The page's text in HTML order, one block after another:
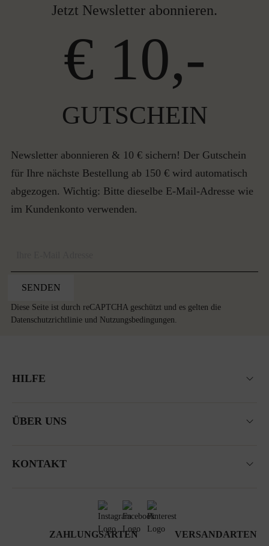
Jetzt Newsletter abonnieren.
€ 10,-
GUTSCHEIN
Newsletter abonnieren & 10 € sichern! Der Gutschein
für Ihre nächste Bestellung ab 150 € wird automatisch
abgezogen. Wichtig: Bitte dieselbe E-Mail-Adresse wie
im Kundenkonto verwenden.
SENDEN
Diese Seite ist durch reCAPTCHA geschützt und es gelten die
Datenschutzrichtlinie und Nutzungsbedingungen.
HILFE
ÜBER UNS
KONTAKT
ZAHLUNGSARTEN VERSANDARTEN